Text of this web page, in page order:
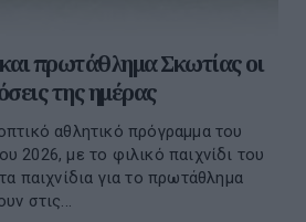
πρωτάθλημα Σκωτίας οι
της ημέρας
αθλητικό πρόγραμμα του
2026, με το φιλικό παιχνίδι του
παιχνίδια για το πρωτάθλημα
στις...